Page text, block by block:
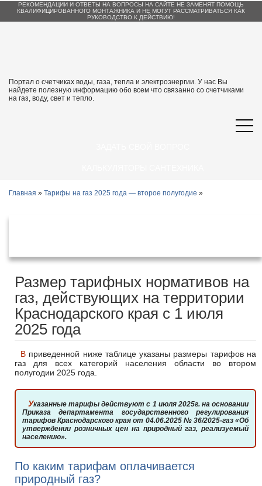
РЕКОМЕНДАЦИИ И ОТВЕТЫ НА ВОПРОСЫ НА САЙТЕ НЕ ЗАМЕНЯТ ПОМОЩЬ
КВАЛИФИЦИРОВАННОГО МОНТАЖНИКА И НЕ МОГУТ РАССМАТРИВАТЬСЯ КАК
РУКОВОДСТВО К ДЕЙСТВИЮ!
Портал о счетчиках воды, газа, тепла и электроэнергии. У нас Вы
найдете полезную информацию обо всем что связанно со счетчиками
на газ, воду, свет и тепло.
Главная » Тарифы на газ 2025 года — второе полугодие »
Размер тарифных нормативов на
газ, действующих на территории
Краснодарского края с 1 июля
2025 года
В приведенной ниже таблице указаны размеры тарифов на
газ для всех категорий населения области во втором
полугодии 2025 года.
Указанные тарифы действуют с 1 июля 2025г. на основании
Приказа департамента государственного регулирования
тарифов Краснодарского края от 04.06.2025 № 36/2025-газ «Об
утверждении розничных цен на природный газ, реализуемый
населению».
По каким тарифам оплачивается
природный газ?